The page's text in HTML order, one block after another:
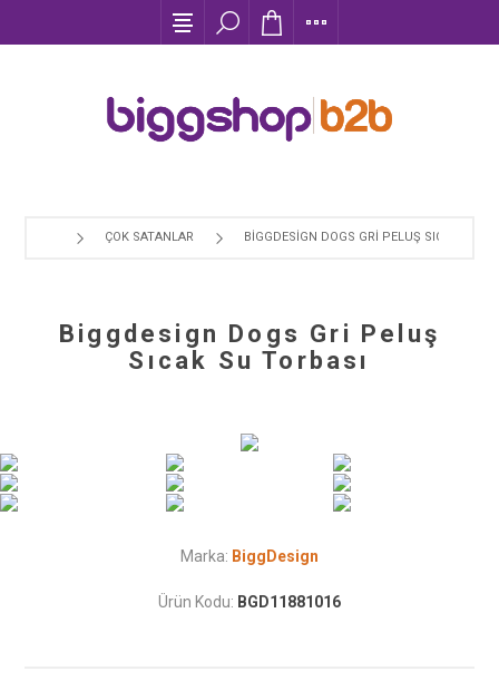
ÇOK SATANLAR BIGGDESIGN DOGS GRI PELUŞ SICAK SU
Biggdesign Dogs Gri Peluş
Sıcak Su Torbası
Marka: BiggDesign
Ürün Kodu: BGD11881016